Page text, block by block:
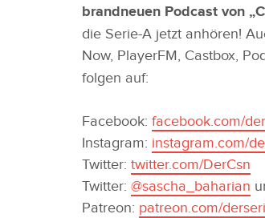
brandneuen Podcast von
die Serie-A jetzt anhören!
Now, PlayerFM, Castbox,
folgen auf:
Facebook: facebook.com/
Instagram: instagram.com/
Twitter: twitter.com/DerCsn
Twitter: @sascha_baharian
Patreon: patreon.com/